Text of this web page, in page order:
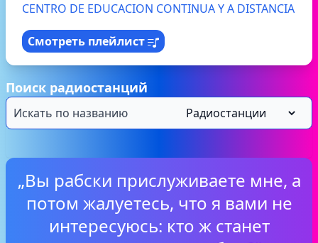
CENTRO DE EDUCACION CONTINUA Y A DISTANCIA
Смотреть плейлист
Поиск радиостанций
„Вы рабски прислуживаете мне, а
потом жалуетесь, что я вами не
интересуюсь: кто ж станет